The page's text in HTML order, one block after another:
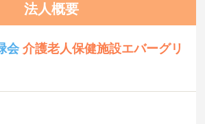
法人概要
会介護老人保健施設エバーグリ